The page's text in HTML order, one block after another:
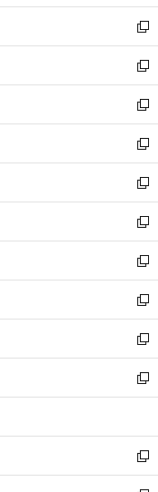
し
い
ウ
ィ
ン
ド
ウ
で
開
く
新
し
い
ウ
ィ
ン
ド
ウ
で
開
く
新
し
い
ウ
ィ
ン
ド
ウ
で
開
く
新
し
い
ウ
ィ
ン
ド
ウ
で
開
く
新
し
い
ウ
ィ
ン
ド
ウ
で
開
く
新
し
い
ウ
ィ
ン
ド
ウ
で
開
く
新
し
い
ウ
ィ
ン
ド
ウ
で
開
新
し
い
ウ
ィ
ン
ド
ウ
開
く
新
し
い
ウ
ィ
ン
ウ
で
開
新
し
い
ウ
ン
ド
ウ
新
し
ウ
ィ
ン
新
し